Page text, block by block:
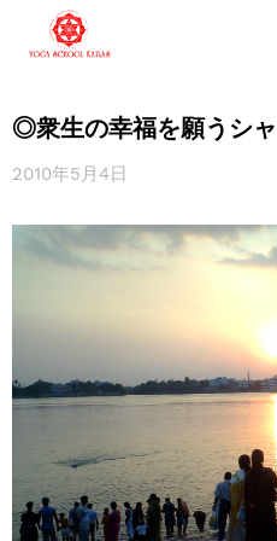
◎衆生の幸福を願うシ
2010年5月4日